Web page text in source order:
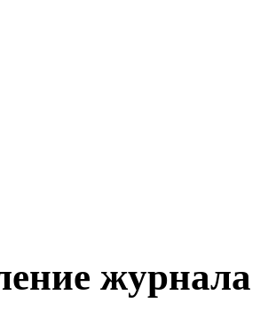
журнала